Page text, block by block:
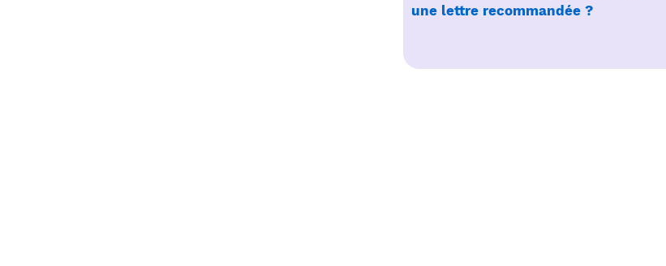
une lettre recommandée ?